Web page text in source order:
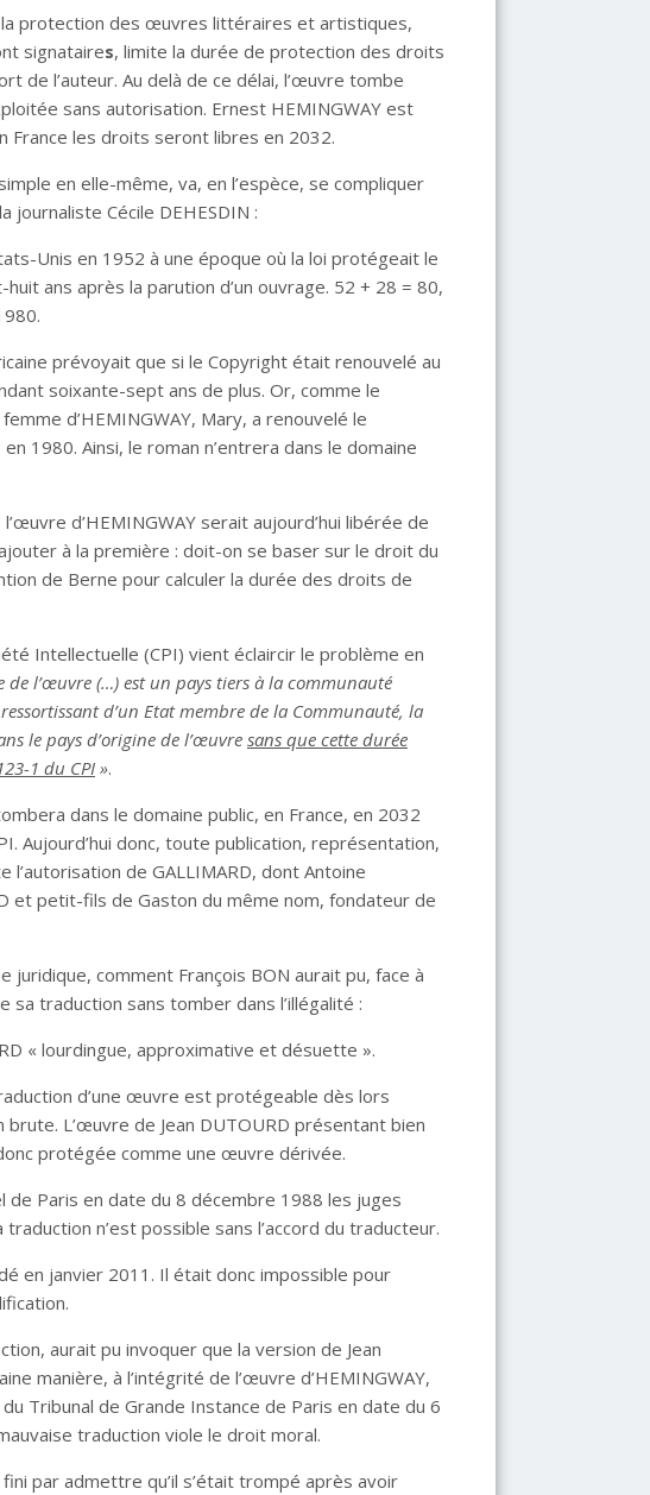
protection des œuvres littéraires et artistiques,
signataires, limite la durée de protection des droits
de l’auteur. Au delà de ce délai, l’œuvre tombe
sans autorisation. Ernest HEMINGWAY est
France les droits seront libres en 2032.
en elle-même, va, en l’espèce, se compliquer
journaliste Cécile DEHESDIN :
Unis en 1952 à une époque où la loi protégeait le
ans après la parution d’un ouvrage. 52 + 28 = 80,
prévoyait que si le Copyright était renouvelé au
soixante-sept ans de plus. Or, comme le
d’HEMINGWAY, Mary, a renouvelé le
1980. Ainsi, le roman n’entrera dans le domaine
d’HEMINGWAY serait aujourd’hui libérée de
à la première : doit-on se baser sur le droit du
de Berne pour calculer la durée des droits de
Intellectuelle (CPI) vient éclaircir le problème en
de l’œuvre (…) est un pays tiers à la communauté
d’un Etat membre de la Communauté, la
le pays d’origine de l’œuvre sans que cette durée
1 du CPI».
dans le domaine public, en France, en 2032
Aujourd’hui donc, toute publication, représentation,
de GALLIMARD, dont Antoine
et petit-fils de Gaston du même nom, fondateur de
juridique, comment François BON aurait pu, face à
traduction sans tomber dans l’illégalité :
« lourdingue, approximative et désuette ».
d’une œuvre est protégeable dès lors
L’œuvre de Jean DUTOURD présentant bien
protégée comme une œuvre dérivée.
de Paris en date du 8 décembre 1988 les juges
n’est possible sans l’accord du traducteur.
en janvier 2011. Il était donc impossible pour
aurait pu invoquer que la version de Jean
manière, à l’intégrité de l’œuvre d’HEMINGWAY,
Tribunal de Grande Instance de Paris en date du 6
traduction viole le droit moral.
par admettre qu’il s’était trompé après avoir